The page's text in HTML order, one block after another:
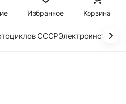
Избранное Корзина
СССР